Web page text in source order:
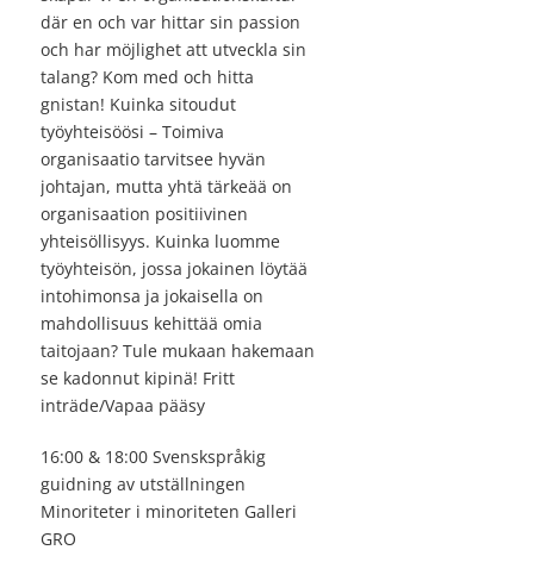
där en och var hittar sin passion
och har möjlighet att utveckla sin
talang? Kom med och hitta
gnistan! Kuinka sitoudut
työyhteisöösi – Toimiva
organisaatio tarvitsee hyvän
johtajan, mutta yhtä tärkeää on
organisaation positiivinen
yhteisöllisyys. Kuinka luomme
työyhteisön, jossa jokainen löytää
intohimonsa ja jokaisella on
mahdollisuus kehittää omia
taitojaan? Tule mukaan hakemaan
se kadonnut kipinä! Fritt
inträde/Vapaa pääsy
16:00 & 18:00 Svenskspråkig
guidning av utställningen
Minoriteter i minoriteten Galleri
GRO